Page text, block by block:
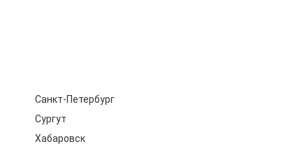
Санкт-Петербург
Сургут
Хабаровск